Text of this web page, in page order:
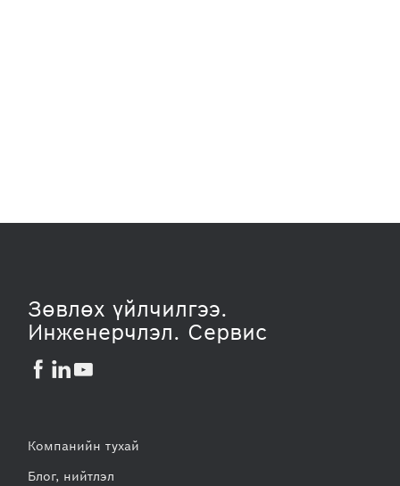
Зөвлөх үйлчилгээ.
Инженерчлэл. Cервис
 
Компанийн тухай
Блог, нийтлэл